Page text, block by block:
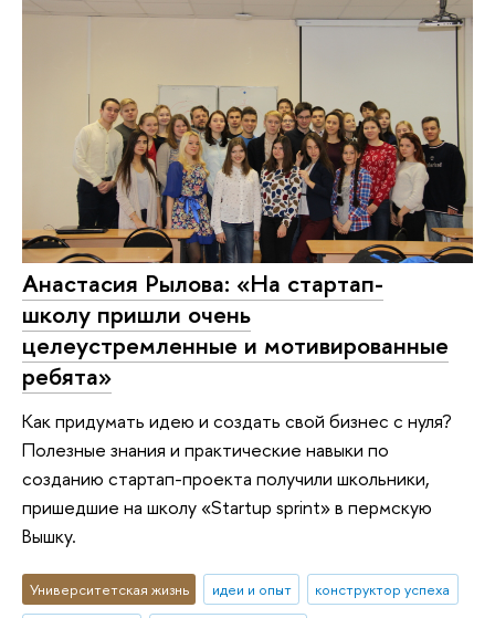
Анастасия Рылова: «На стартап-
школу пришли очень
целеустремленные и мотивированные
ребята»
Как придумать идею и создать свой бизнес с нуля?
Полезные знания и практические навыки по
созданию стартап-проекта получили школьники,
пришедшие на школу «Startup sprint» в пермскую
Вышку.
Университетская жизнь идеи и опыт
конструктор успеха